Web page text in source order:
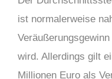
ist normalerweise
wird. Allerdings gilt
Millionen Euro als